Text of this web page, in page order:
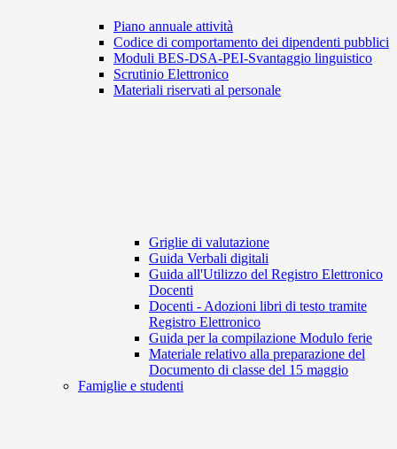
Piano annuale attività
Codice di comportamento dei dipendenti pubblici
Moduli BES-DSA-PEI-Svantaggio linguistico
Scrutinio Elettronico
Materiali riservati al personale
Griglie di valutazione
Guida Verbali digitali
Guida all'Utilizzo del Registro Elettronico
Docenti
Docenti - Adozioni libri di testo tramite
Registro Elettronico
Guida per la compilazione Modulo ferie
Materiale relativo alla preparazione del
Documento di classe del 15 maggio
Famiglie e studenti